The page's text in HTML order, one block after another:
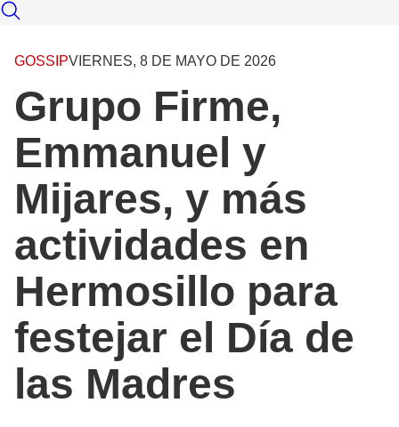
GOSSIPVIERNES, 8 DE MAYO DE 2026
Grupo Firme,
Emmanuel y
Mijares, y más
actividades en
Hermosillo para
festejar el Día de
las Madres